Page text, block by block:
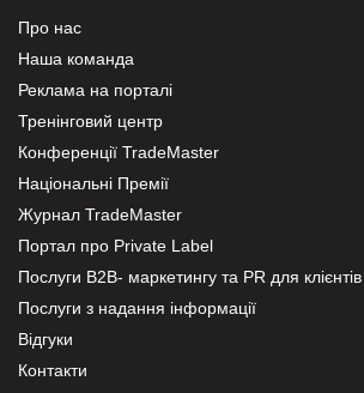
Про нас
Наша команда
Реклама на порталі
Тренінговий центр
Конференції TradeMaster
Національні Премії
Журнал TradeMaster
Портал про Private Label
Послуги В2В- маркетингу та PR для клієнтів
Послуги з надання інформації
Відгуки
Контакти